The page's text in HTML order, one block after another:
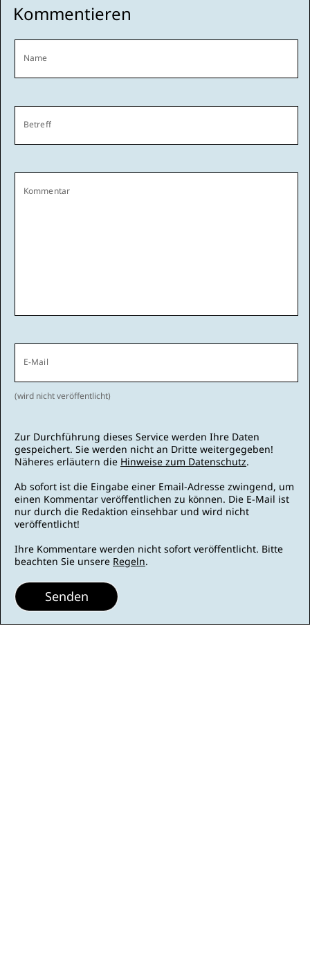
Kommentieren
Name
Betreff
Kommentar
E-Mail
(wird nicht veröffentlicht)
Zur Durchführung dieses Service werden Ihre Daten
gespeichert. Sie werden nicht an Dritte weitergegeben!
Näheres erläutern die Hinweise zum Datenschutz.
Ab sofort ist die Eingabe einer Email-Adresse zwingend, um
einen Kommentar veröffentlichen zu können. Die E-Mail ist
nur durch die Redaktion einsehbar und wird nicht
veröffentlicht!
Ihre Kommentare werden nicht sofort veröffentlicht. Bitte
beachten Sie unsere Regeln.
Senden